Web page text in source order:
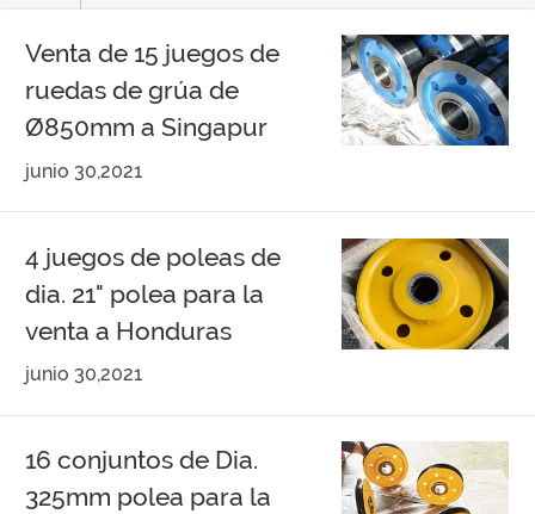
Venta de 15 juegos de
ruedas de grúa de
Ø850mm a Singapur
junio 30,2021
4 juegos de poleas de
dia. 21" polea para la
venta a Honduras
junio 30,2021
16 conjuntos de Dia.
325mm polea para la